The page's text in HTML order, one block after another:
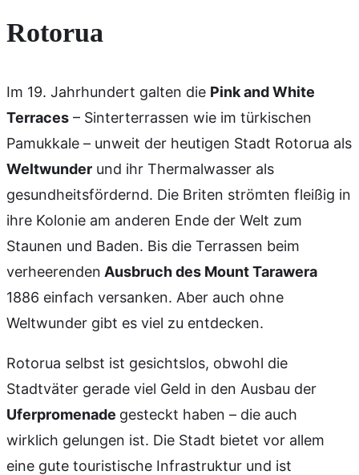
Rotorua
Im 19. Jahrhundert galten die Pink and White
Terraces – Sinterterrassen wie im türkischen
Pamukkale – unweit der heutigen Stadt Rotorua als
Weltwunder und ihr Thermalwasser als
gesundheitsfördernd. Die Briten strömten fleißig in
ihre Kolonie am anderen Ende der Welt zum
Staunen und Baden. Bis die Terrassen beim
verheerenden Ausbruch des Mount Tarawera
1886 einfach versanken. Aber auch ohne
Weltwunder gibt es viel zu entdecken.
Rotorua selbst ist gesichtslos, obwohl die
Stadtväter gerade viel Geld in den Ausbau der
Uferpromenade gesteckt haben – die auch
wirklich gelungen ist. Die Stadt bietet vor allem
eine gute touristische Infrastruktur und ist